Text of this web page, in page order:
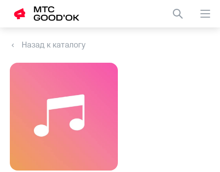
Назад к каталогу